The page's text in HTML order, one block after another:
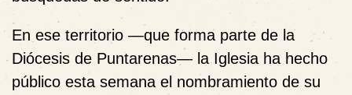
En ese territorio —que forma parte de la
Diócesis de Puntarenas— la Iglesia ha hecho
público esta semana el nombramiento de su